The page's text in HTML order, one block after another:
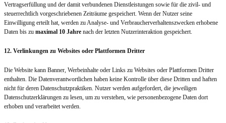
Vertragserfüllung und der damit verbundenen Dienstleistungen sowie für die zivil- und
steuerrechtlich vorgeschriebenen Zeiträume gespeichert. Wenn der Nutzer seine
Einwilligung erteilt hat, werden zu Analyse- und Verbraucherverhaltenszwecken erhobene
Daten bis zu maximal 10 Jahre nach der letzten Nutzerinteraktion gespeichert.
12. Verlinkungen zu Websites oder Plattformen Dritter
Die Website kann Banner, Werbeinhalte oder Links zu Websites oder Plattformen Dritter
enthalten. Die Datenverantwortlichen haben keine Kontrolle über diese Dritten und haften
nicht für deren Datenschutzpraktiken. Nutzer werden aufgefordert, die jeweiligen
Datenschutzerklärungen zu lesen, um zu verstehen, wie personenbezogene Daten dort
erhoben und verarbeitet werden.